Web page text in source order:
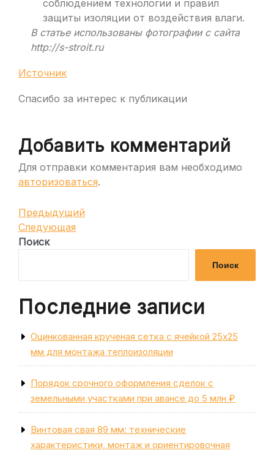
соблюдением технологии и правил
защиты изоляции от воздействия влаги.
В статье использованы фотографии с сайта
http://s-stroit.ru
Источник
Спасибо за интерес к публикации
Добавить комментарий
Для отправки комментария вам необходимо
авторизоваться.
Навигация
по
записям
Предыдущая
запись
Предыдущий
Следующая
запись
Следующая
Поиск
Поиск
Последние записи
Оцинкованная крученая сетка с ячейкой 25х25
мм для монтажа теплоизоляции
Порядок срочного оформления сделок с
земельными участками при авансе до 5 млн ₽
Винтовая свая 89 мм: технические
характеристики, монтаж и ориентировочная